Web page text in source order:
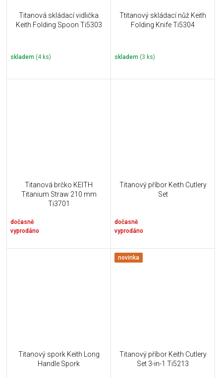
Titanová skládací vidlička
Keith Folding Spoon Ti5303
skladem (4 ks)
Ttitanový skládací nůž Keith
Folding Knife Ti5304
skladem (3 ks)
Titanová brčko KEITH
Titanium Straw 210 mm
Ti3701
dočasně
vyprodáno
Titanový příbor Keith Cutlery
Set
dočasně
vyprodáno
Titanový spork Keith Long
Handle Spork
novinka
Titanový příbor Keith Cutlery
Set 3-in-1 Ti5213